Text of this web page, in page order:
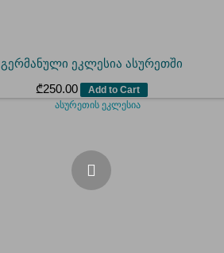
გერმანული ეკლესია ასურეთში
₾250.00 Add to Cart